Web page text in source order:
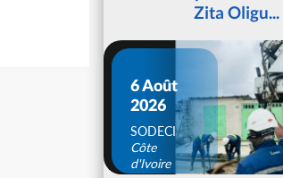
Zita Oligu...
6 Août
2026
SODECI
Côte
d'Ivoire